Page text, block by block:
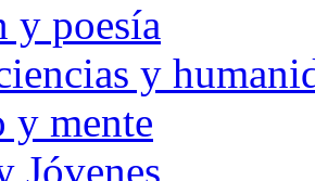
y poesía
y
y mente
Jóvenes